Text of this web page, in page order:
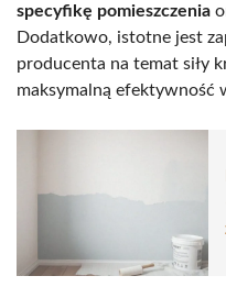
specyfikę pomieszczenia
Dodatkowo, istotne jest
producenta na temat siły
maksymalną efektywność